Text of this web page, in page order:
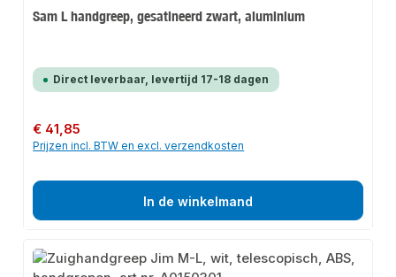
Sam L handgreep, gesatineerd zwart, aluminium
Direct leverbaar, levertijd 17-18 dagen
Normale prijs:
€ 41,85
Prijzen incl. BTW en excl. verzendkosten
In de winkelmand